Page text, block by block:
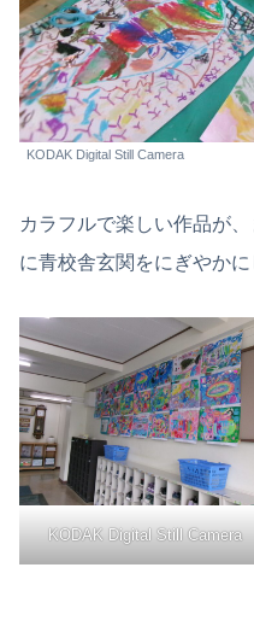
KODAK Digital Still Camera
カラフルで楽しい作品が
に青校舎玄関をにぎやかに
KODAK Digital Still Camera